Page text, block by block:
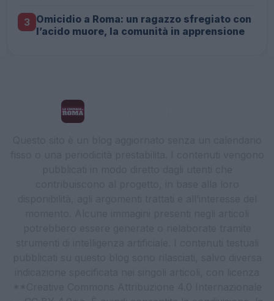
3 Omicidio a Roma: un ragazzo sfregiato con
l’acido muore, la comunità in apprensione